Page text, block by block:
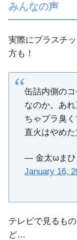
みんなの声
実際にプラスチ
方も！
缶詰内側の
なのか。あ
ちゃプラ臭
直火はやめ
— 金太ωまひ
January 16,
テレビで見るも
ど…